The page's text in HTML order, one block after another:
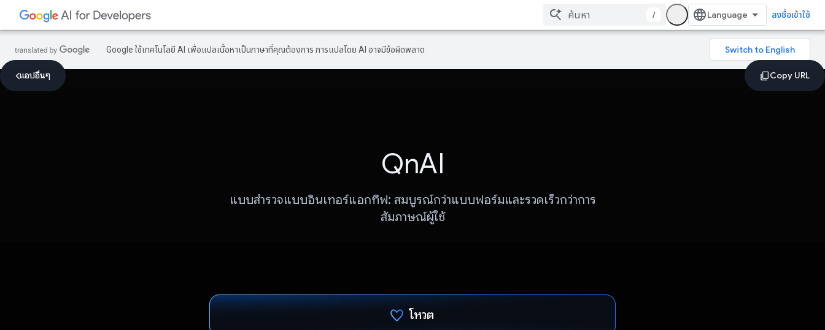
/ ลงชื่อเข้าใช้
Google ใช้เทคโนโลยี AI เพื่อแปลเนื้อหาเป็นภาษาที่คุณต้องการ การแปลโดย AI อาจมีข้อผิดพลาด
แอปอื่นๆ
QnAI
แบบสํารวจแบบอินเทอร์แอกทีฟ: สมบูรณ์กว่าแบบฟอร์มและรวดเร็วกว่าการ
สัมภาษณ์ผู้ใช้
โหวต